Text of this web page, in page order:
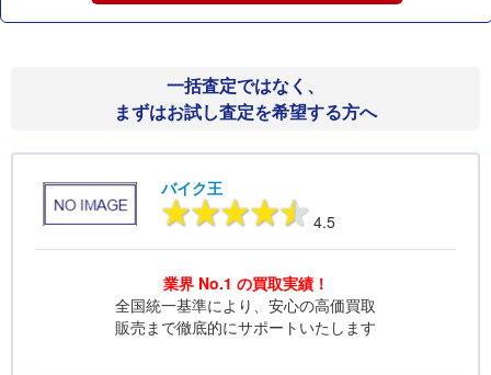
一括査定ではなく、
まずはお試し査定を希望する方へ
バイク王
4.5
業界 No.1 の買取実績！
全国統一基準により、安心の高価買取
販売まで徹底的にサポートいたします